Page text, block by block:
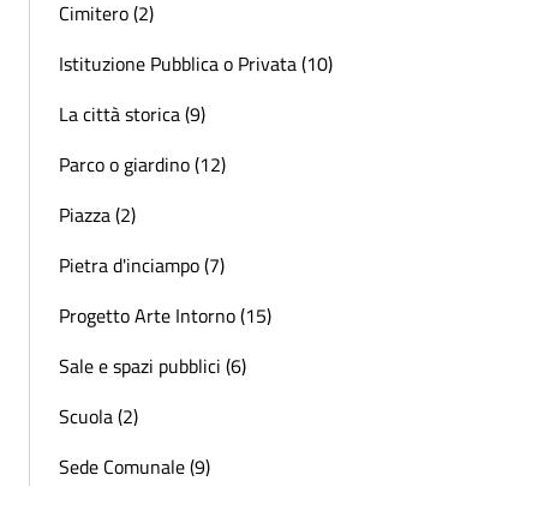
Cimitero (2)
Istituzione Pubblica o Privata (10)
La città storica (9)
Parco o giardino (12)
Piazza (2)
Pietra d'inciampo (7)
Progetto Arte Intorno (15)
Sale e spazi pubblici (6)
Scuola (2)
Sede Comunale (9)